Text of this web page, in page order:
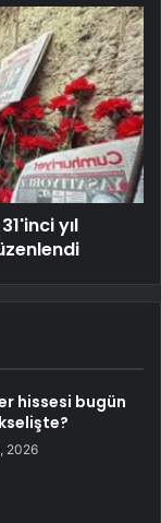
yıl
hissesi bugün
2026